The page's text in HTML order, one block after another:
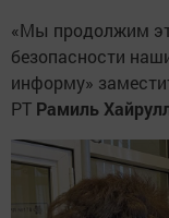
«Мы продолжим
безопасности
информу»
РТ Рамиль